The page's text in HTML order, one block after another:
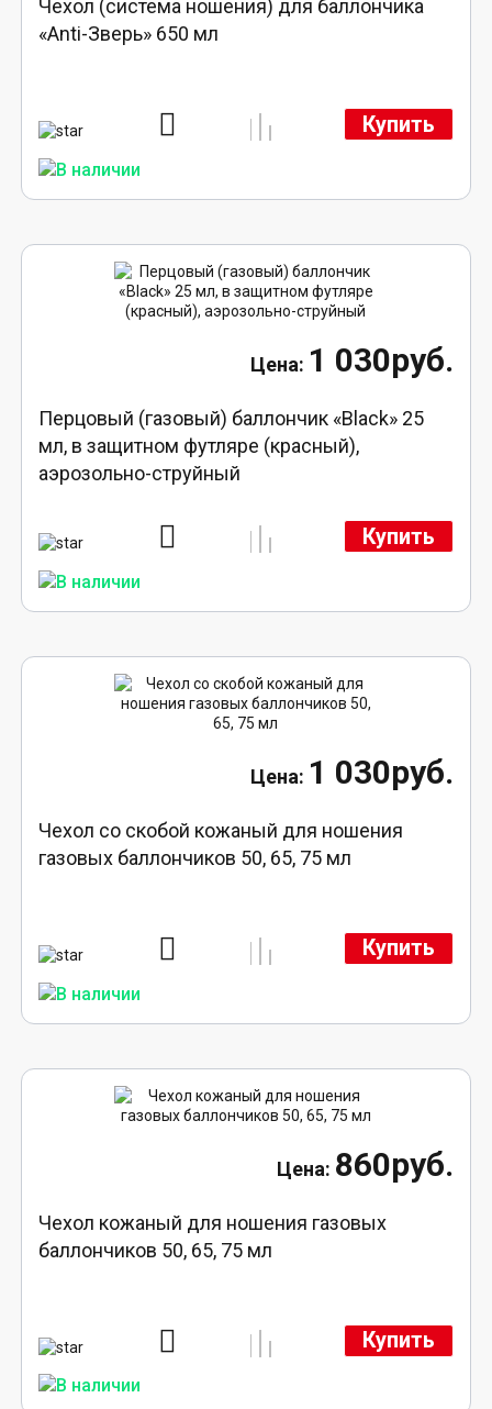
Чехол (система ношения) для баллончика
«Anti-Зверь» 650 мл
Купить
1 030руб.
Перцовый (газовый) баллончик «Black» 25
мл, в защитном футляре (красный),
аэрозольно-струйный
Купить
1 030руб.
Чехол со скобой кожаный для ношения
газовых баллончиков 50, 65, 75 мл
Купить
860руб.
Чехол кожаный для ношения газовых
баллончиков 50, 65, 75 мл
Купить